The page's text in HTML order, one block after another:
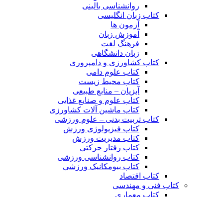
روانشناسی بالینی
کتاب زبان انگلیسی
آزمون ها
آموزش زبان
فرهنگ لغت
زبان دانشگاهی
کتاب کشاورزی و دامپروری
کتاب علوم دامی
کتاب محیط زیست
آبزیان – منابع طبیعی
کتاب علوم و صنایع غذایی
کتاب ماشین آلات کشاورزی
کتاب تربیت بدنی – علوم ورزشی
کتاب فیزیولوژی ورزش
کتاب مدیریت ورزش
کتاب رفتار حرکتی
کتاب روانشناسی ورزشی
کتاب بیومکانیک ورزشی
کتاب اقتصاد
کتاب فنی و مهندسی
کتاب معماری